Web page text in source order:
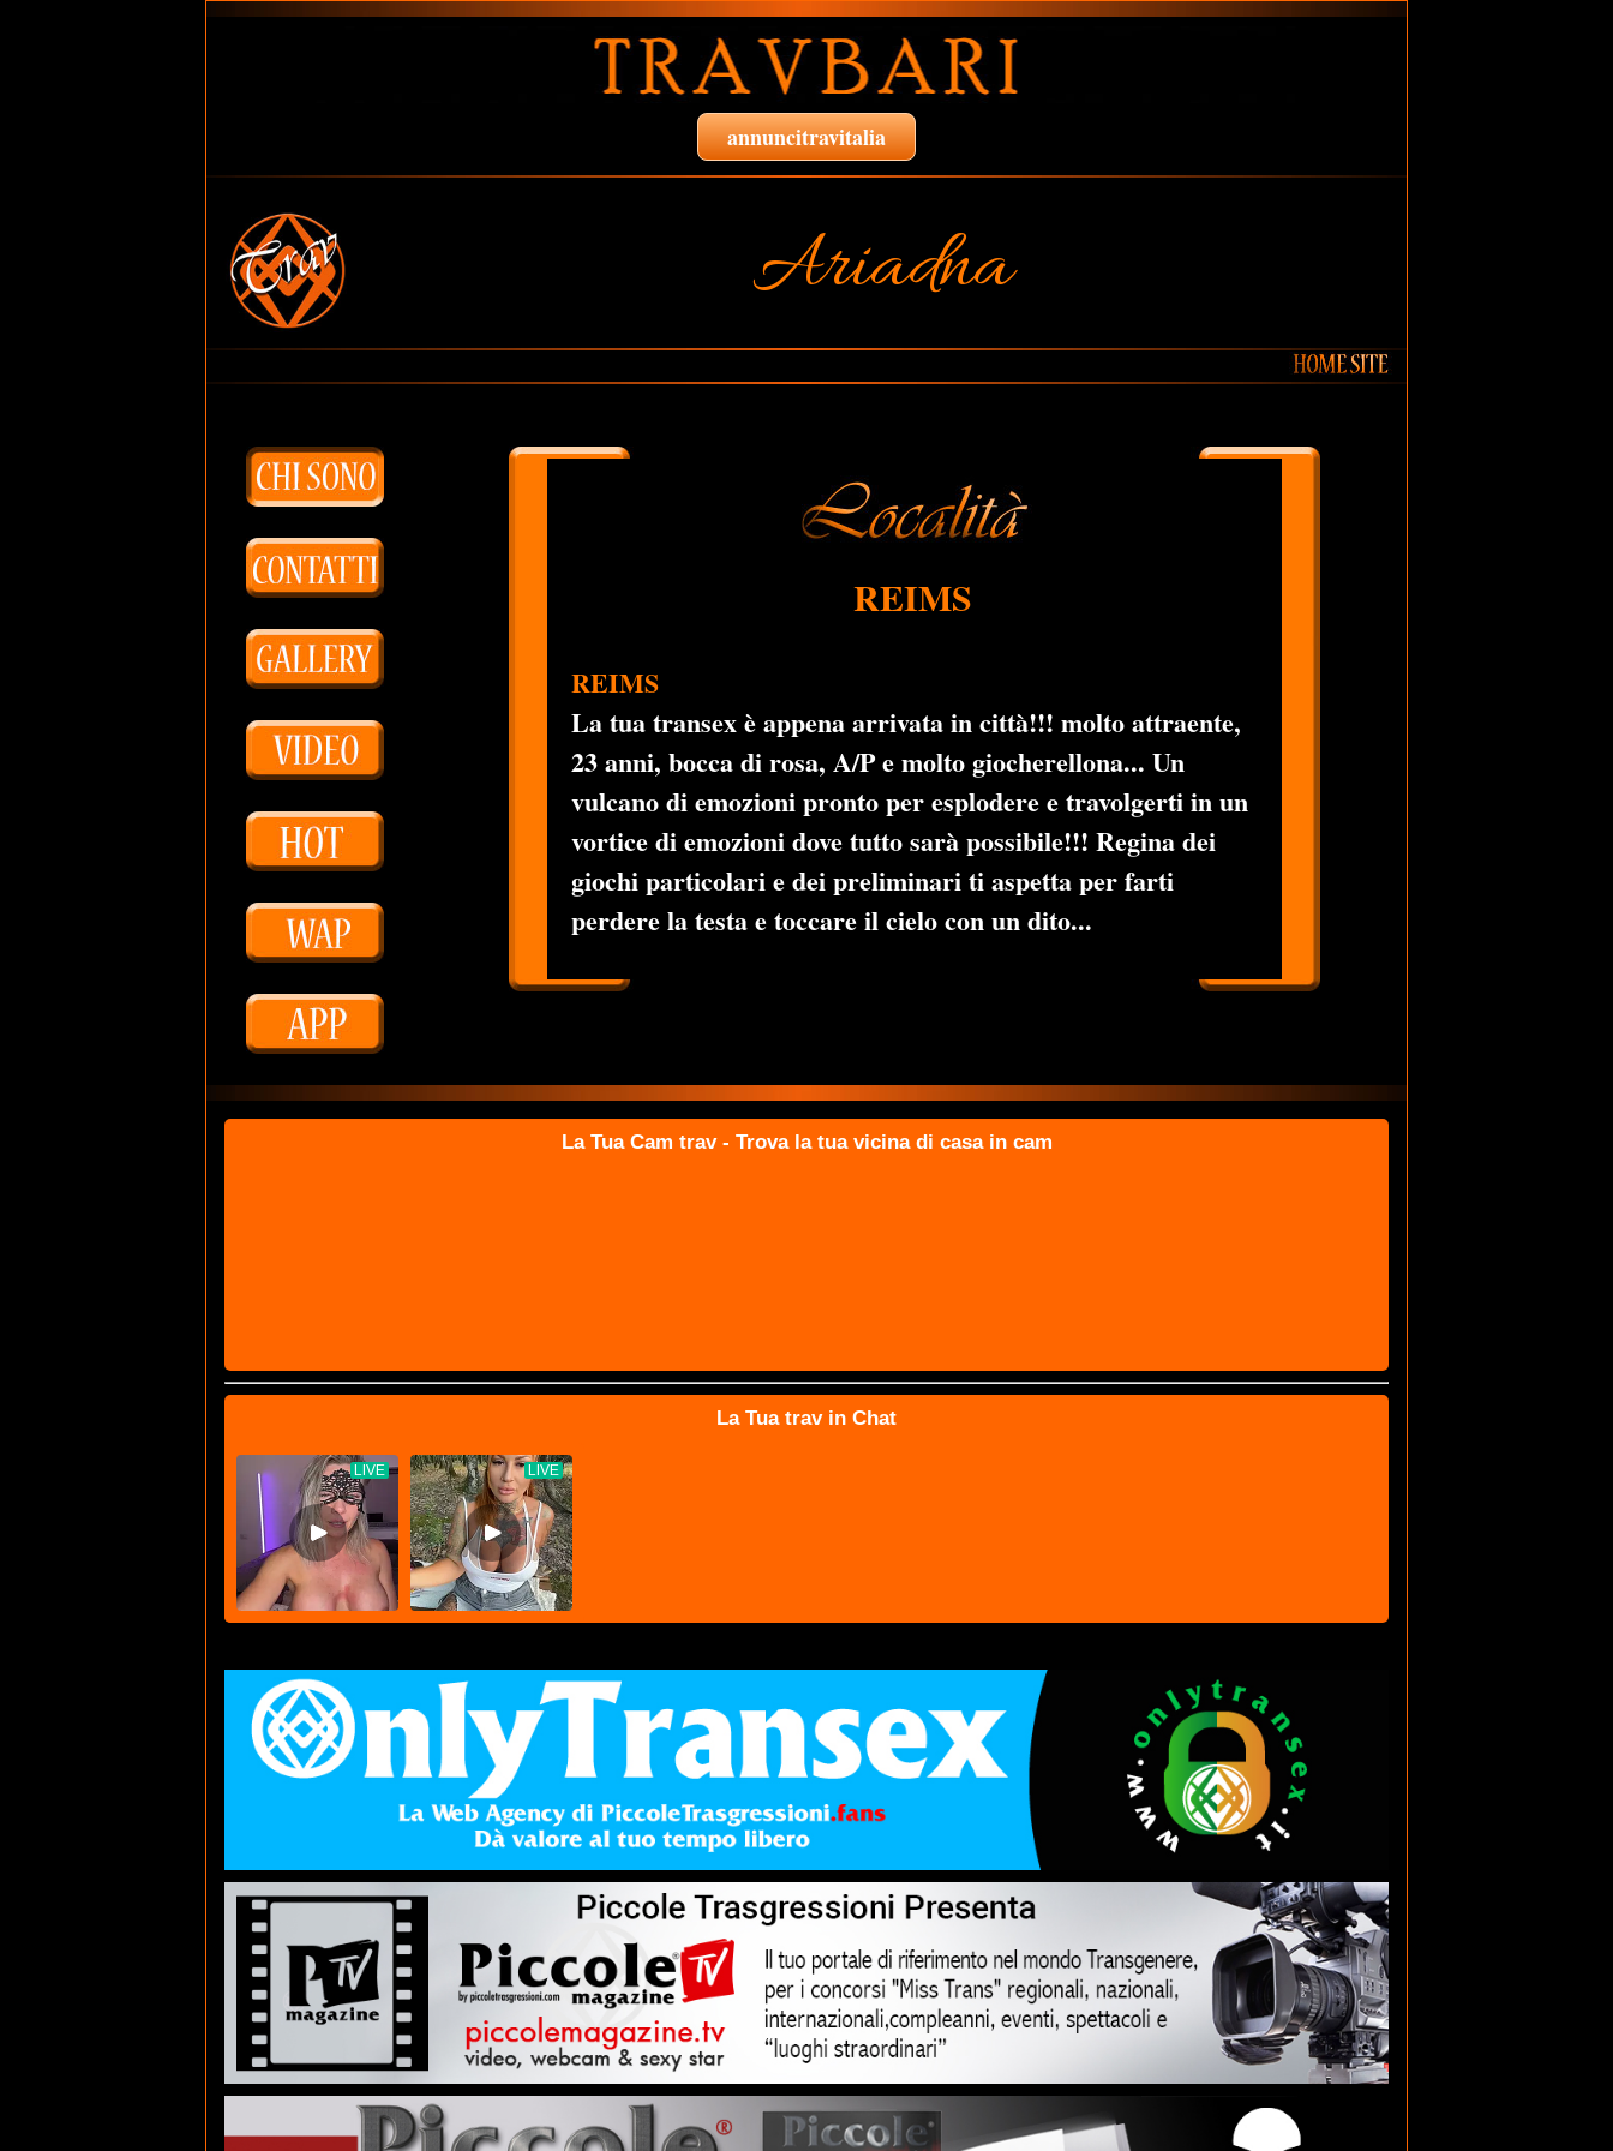
annuncitravitalia
Ariadna
REIMS
REIMS
La tua transex è appena arrivata in città!!! molto attraente,
23 anni, bocca di rosa, A/P e molto giocherellona... Un
vulcano di emozioni pronto per esplodere e travolgerti in un
vortice di emozioni dove tutto sarà possibile!!! Regina dei
giochi particolari e dei preliminari ti aspetta per farti
perdere la testa e toccare il cielo con un dito...
La Tua Cam trav - Trova la tua vicina di casa in cam
La Tua trav in Chat